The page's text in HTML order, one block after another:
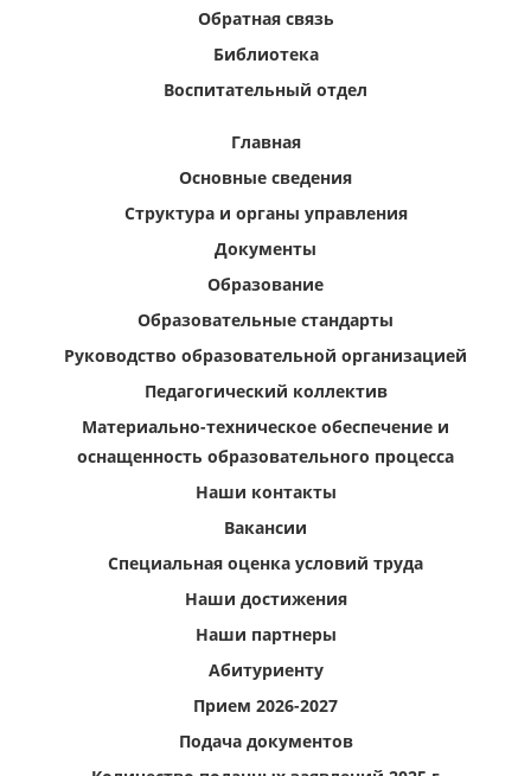
Обратная связь
Библиотека
Воспитательный отдел
Главная
Основные сведения
Структура и органы управления
Документы
Образование
Образовательные стандарты
Руководство образовательной организацией
Педагогический коллектив
Материально-техническое обеспечение и
оснащенность образовательного процесса
Наши контакты
Вакансии
Специальная оценка условий труда
Наши достижения
Наши партнеры
Абитуриенту
Прием 2026-2027
Подача документов